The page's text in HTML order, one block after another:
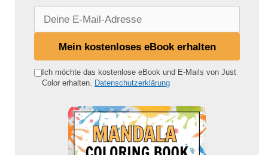
e
Mein kostenloses eBook erhalten
Ich möchte das kostenlose eBook und E-Mails von Just
Color erhalten.
Datenschutzerklärung